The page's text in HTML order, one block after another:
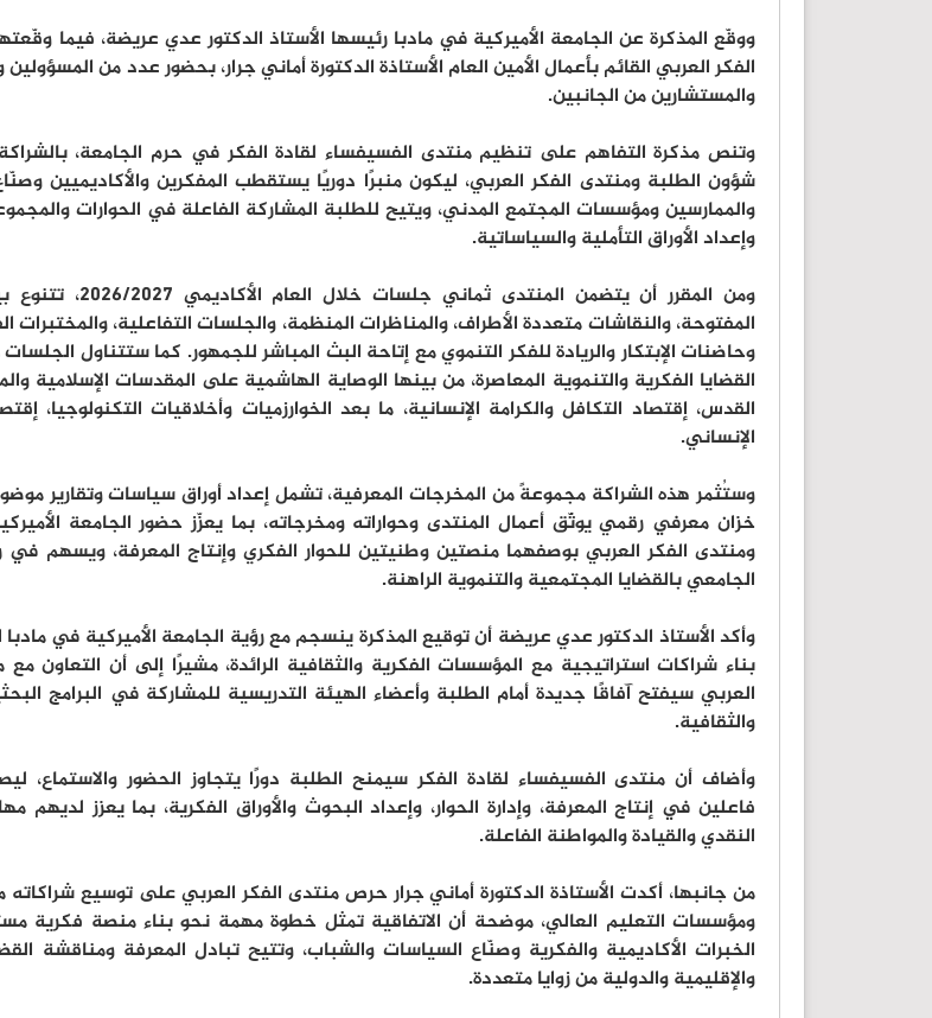
ووقّع المذكرة عن الجامعة الأميركية في مادبا رئيسها الأستاذ الدكتور عدي عريضة، فيما
الفكر العربي القائم بأعمال الأمين العام الأستاذة الدكتورة أماني جرار، بحضور عدد من المسؤولين
والمستشارين من الجانبين.
وتنص مذكرة التفاهم على تنظيم منتدى الفسيفساء لقادة الفكر في حرم الجامعة،
شؤون الطلبة ومنتدى الفكر العربي، ليكون منبرًا دوريًا يستقطب المفكرين والأكاديميين
والممارسين ومؤسسات المجتمع المدني، ويتيح للطلبة المشاركة الفاعلة في الحوارات
وإعداد الأوراق التأملية والسياساتية.
ومن المقرر أن يتضمن المنتدى ثماني
المفتوحة، والنقاشات متعددة الأطراف، والمناظرات المنظمة، والجلسات التفاعلية، والمختبرات
وحاضنات الإبتكار والريادة للفكر التنموي مع إتاحة البث المباشر للجمهور. كما ستتناول
القضايا الفكرية والتنموية المعاصرة، من بينها الوصاية الهاشمية على المقدسات الإسلامية
القدس، إقتصاد التكافل والكرامة الإنسانية، ما بعد الخوارزميات وأخلاقيات التكنولوجيا،
الإنساني.
وستُثمر هذه الشراكة مجموعةً من المخرجات المعرفية، تشمل إعداد أوراق سياسات وتقارير
خزان معرفي رقمي يوثّق أعمال المنتدى وحواراته ومخرجاته، بما يعزّز حضور الجامعة
ومنتدى الفكر العربي بوصفهما منصتين وطنيتين للحوار الفكري وإنتاج المعرفة، ويسهم في
الجامعي بالقضايا المجتمعية والتنموية الراهنة.
وأكد الأستاذ الدكتور عدي عريضة أن توقيع المذكرة ينسجم مع رؤية الجامعة الأميركية في
بناء شراكات استراتيجية مع المؤسسات الفكرية والثقافية الرائدة، مشيرًا إلى أن التعاون مع
العربي سيفتح آفاقًا جديدة أمام الطلبة وأعضاء الهيئة التدريسية للمشاركة في البرامج
والثقافية.
وأضاف أن منتدى الفسيفساء لقادة الفكر سيمنح الطلبة دورًا يتجاوز الحضور والاستماع،
فاعلين في إنتاج المعرفة، وإدارة الحوار، وإعداد البحوث والأوراق الفكرية، بما يعزز لديهم
النقدي والقيادة والمواطنة الفاعلة.
من جانبها، أكدت الأستاذة الدكتورة أماني جرار حرص منتدى الفكر العربي على توسيع شراكاته
ومؤسسات التعليم العالي، موضحة أن الاتفاقية تمثل خطوة مهمة نحو بناء منصة فكرية
الخبرات الأكاديمية والفكرية وصنّاع السياسات والشباب، وتتيح تبادل المعرفة ومناقشة
والإقليمية والدولية من زوايا متعددة.